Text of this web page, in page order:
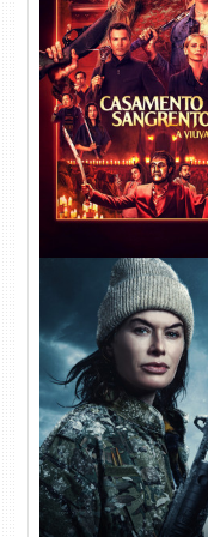
Casamento
Viúva Torrent (2026)
720p/1080p/4K
Balística Torrent
DL 1080p Dual